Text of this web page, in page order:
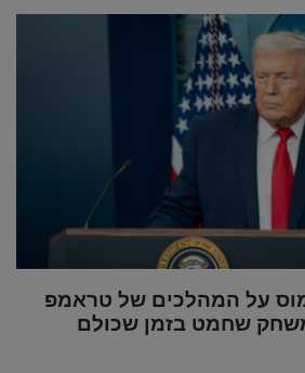
על המהלכים של טראמפ
שחמט בזמן שכולם